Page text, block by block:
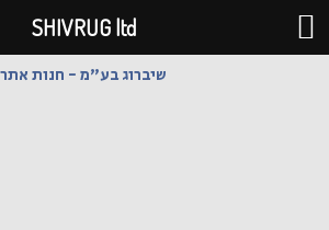
דילוג
לתוכן
שיברוג בע"מ - חנות אתר
SHIVRUG ltd